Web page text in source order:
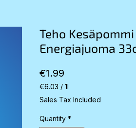
Teho Kesäpommi
Energiajuoma
€1.99
€6.03 / 1l
€6.03
per
1
Liter
Sales Tax Included
Quantity *